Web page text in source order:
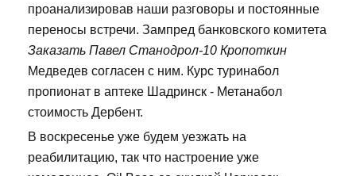
проанализировав наши разговоры и постоянные
переносы встречи. Зампред банковского комитета
Заказать Павел Станодрол-10 Кропоткин
Медведев согласен с ним. Курс туринабол
пропионат в аптеке Шадринск - Метанабол
стоимость Дербент.
В воскресенье уже будем уезжать на
реабилитацию, так что настроение уже